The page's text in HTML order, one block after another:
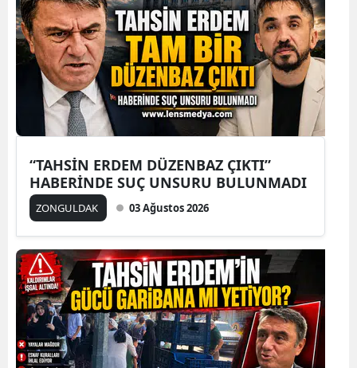
“TAHSİN ERDEM DÜZENBAZ ÇIKTI”
HABERİNDE SUÇ UNSURU BULUNMADI
ZONGULDAK 03 Ağustos 2026